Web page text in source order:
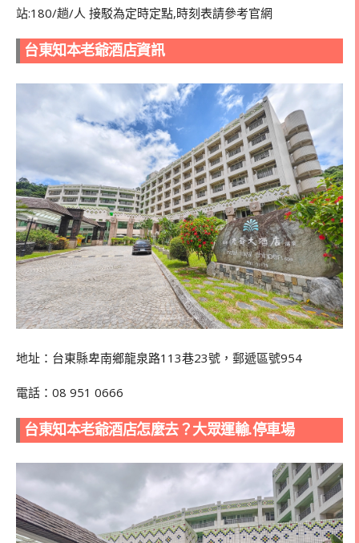
站:180/趟/人 接駁為定時定點,時刻表請參考官網
台東知本老爺酒店資訊
地址：台東縣卑南鄉龍泉路113巷23號，郵遞區號954
電話： 08 951 0666
台東知本老爺酒店怎麼去？大眾運輸.停車場